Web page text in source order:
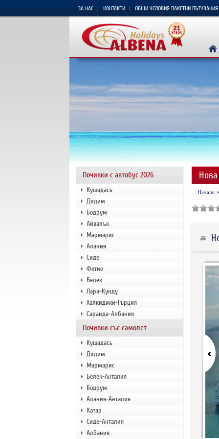
ЗА НАС КОНТАКТИ ОБЩИ УСЛОВИЯ ПАКЕТНИ ПЪТУВАНИЯ
Почивки с автобус 2026
Кушадасъ
Дидим
Бодрум
Айвалък
Мармарис
Алания
Сиде
Фетие
Белек
Лара-Кунду
Халкидики-Гърция
Саранда-Албания
Почивки със самолет
Кушадасъ
Дидим
Мармарис
Белек-Анталия
Бодрум
Алания-Анталия
Катар
Сиде-Анталия
Албания
Начало